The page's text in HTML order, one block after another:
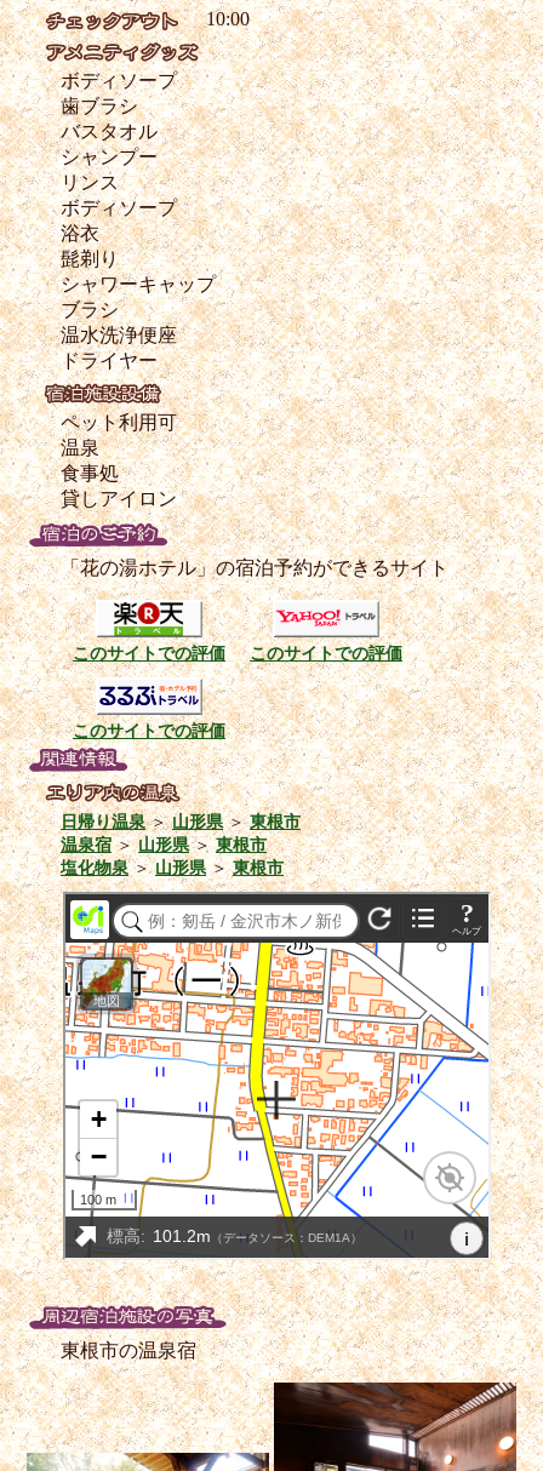
10:00
ボディソープ
歯ブラシ
バスタオル
シャンプー
リンス
ボディソープ
浴衣
髭剃り
シャワーキャップ
ブラシ
温水洗浄便座
ドライヤー
ペット利用可
温泉
食事処
貸しアイロン
「花の湯ホテル」の宿泊予約ができるサイト
このサイトでの評価 このサイトでの評価
このサイトでの評価
日帰り温泉＞山形県＞東根市
温泉宿＞山形県＞東根市
塩化物泉＞山形県 ＞東根市
東根市の温泉宿